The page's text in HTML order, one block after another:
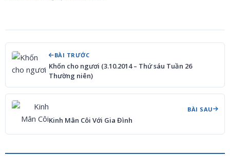
BÀI TRƯỚC
Khốn cho ngươi (3.10.2014 – Thứ sáu Tuần 26
Thường niên)
BÀI SAU
Kinh Mân Côi Với Gia Đình